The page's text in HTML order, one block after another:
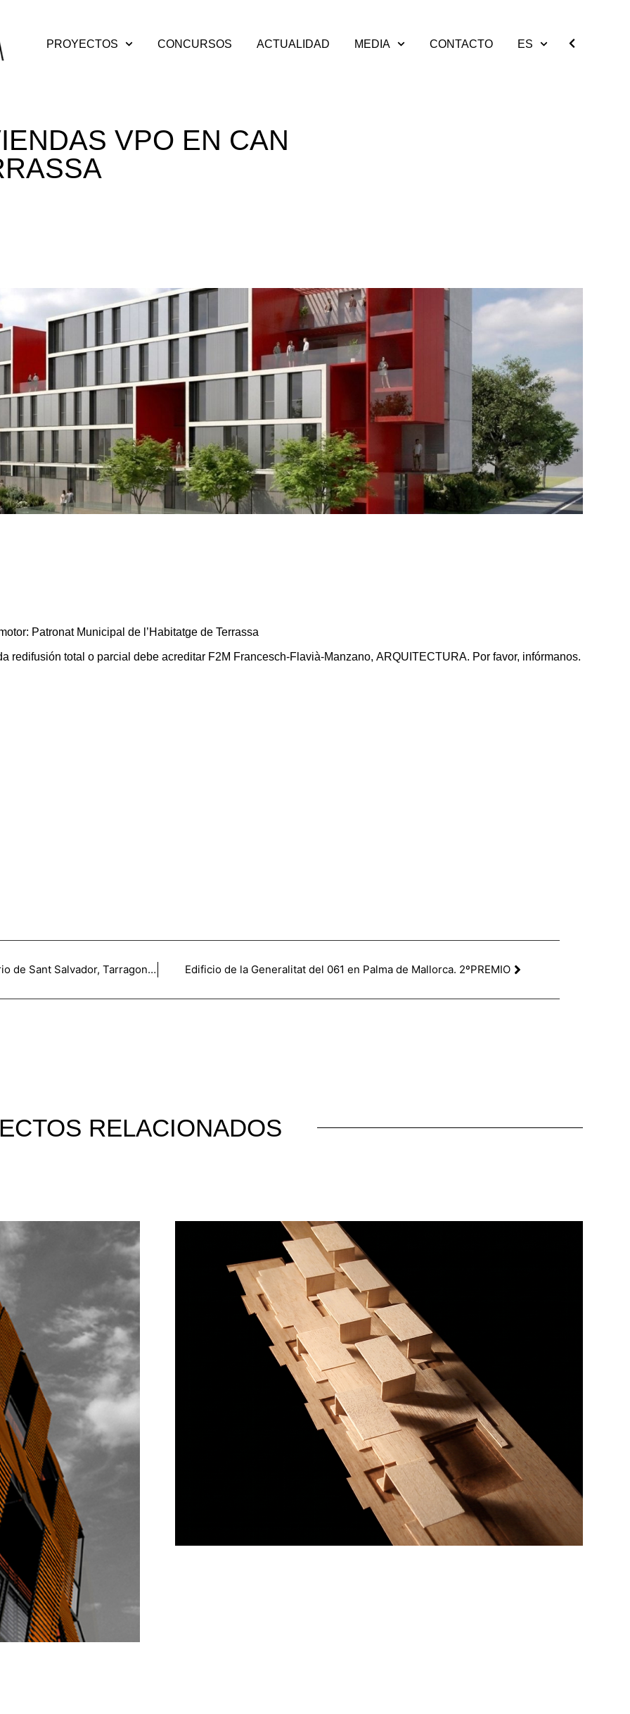
PROYECTOS CONCURSOS ACTUALIDAD MEDIA CONTACTO ES
VPO EN CAN
Patronat Municipal de l’Habitatge de Terrassa
redifusión total o parcial debe acreditar F2M Francesch-Flavià-Manzano, ARQUITECTURA. Por favor, infórmanos.
Centro de asistencia primaria en el barrio de Sant Salvador, Tarragona. 1ºPREMIO Edificio de la Generalitat del 061 en Palma de Mallorca. 2ºPREMIO
RELACIONADOS